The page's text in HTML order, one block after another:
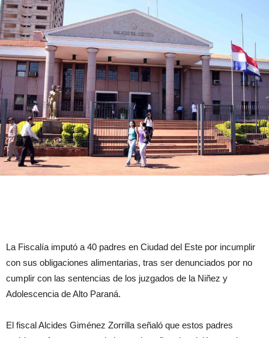
La Fiscalía imputó a 40 padres en Ciudad del Este por incumplir
con sus obligaciones alimentarias, tras ser denunciados por no
cumplir con las sentencias de los juzgados de la Niñez y
Adolescencia de Alto Paraná.
El fiscal Alcides Giménez Zorrilla señaló que estos padres